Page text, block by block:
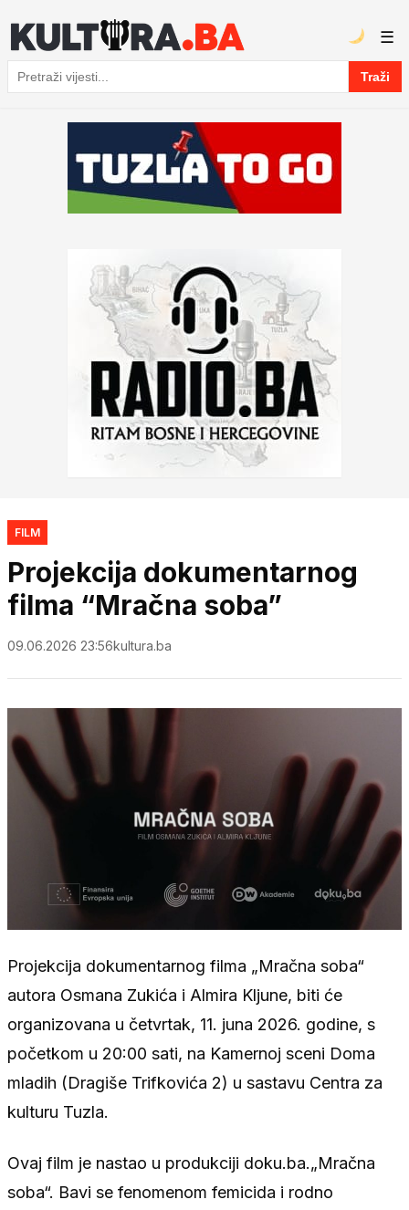
Pretraga
Traži
☰
FILM
Projekcija dokumentarnog
filma “Mračna soba”
09.06.2026 23:56kultura.ba
Projekcija dokumentarnog filma „Mračna soba“
autora Osmana Zukića i Almira Kljune, biti će
organizovana u četvrtak, 11. juna 2026. godine, s
početkom u 20:00 sati, na Kamernoj sceni Doma
mladih (Dragiše Trifkovića 2) u sastavu Centra za
kulturu Tuzla.
Ovaj film je nastao u produkciji doku.ba.„Mračna
soba“. Bavi se fenomenom femicida i rodno